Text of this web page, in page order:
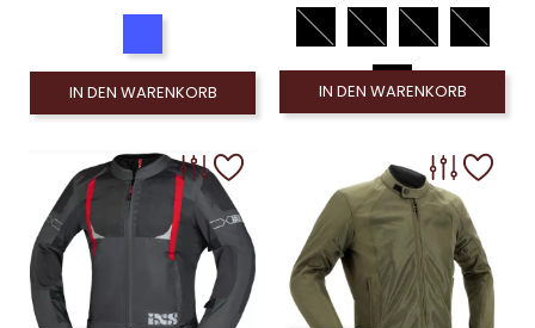
IN DEN WARENKORB IN DEN WARENKORB